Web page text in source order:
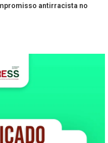
antirracista no